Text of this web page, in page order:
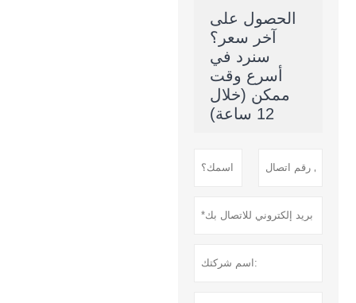
الحصول على
آخر سعر؟
سنرد في
أسرع وقت
ممكن (خلال
12 ساعة)